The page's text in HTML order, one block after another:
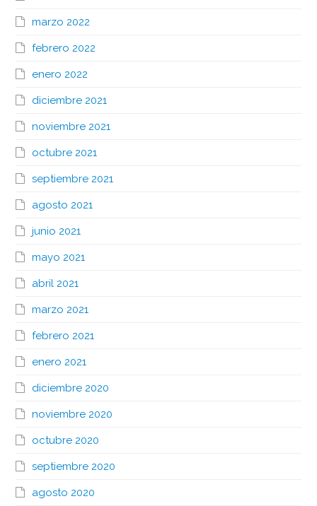
marzo 2022
febrero 2022
enero 2022
diciembre 2021
noviembre 2021
octubre 2021
septiembre 2021
agosto 2021
junio 2021
mayo 2021
abril 2021
marzo 2021
febrero 2021
enero 2021
diciembre 2020
noviembre 2020
octubre 2020
septiembre 2020
agosto 2020